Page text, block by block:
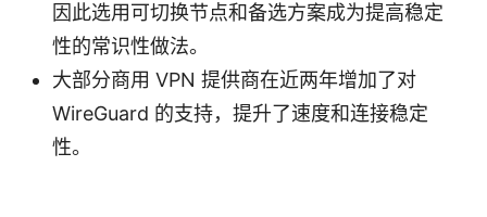
因此选用可切换节点和备选方案成为提高稳定
性的常识性做法。
大部分商用 VPN 提供商在近两年增加了对
WireGuard 的支持，提升了速度和连接稳定
性。